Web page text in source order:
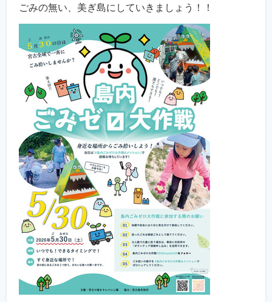
ごみの無い、美ぎ島にしていきましょう！！